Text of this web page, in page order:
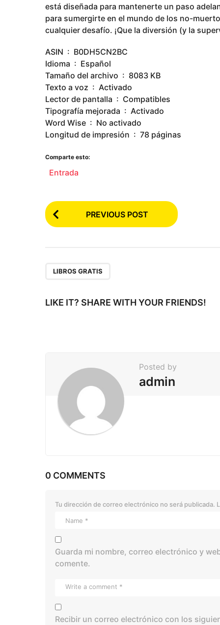
está diseñada para mantenerte un paso
para sumergirte en el mundo de los no-
cualquier desafío. ¡Que la diversión (y la
ASIN ‏ : ‎ B0DH5CN2BC
Idioma ‏ : ‎ Español
Tamaño del archivo ‏ : ‎ 8083 KB
Texto a voz ‏ : ‎ Activado
Lector de pantalla ‏ : ‎ Compatibles
Tipografía mejorada ‏ : ‎ Activado
Word Wise ‏ : ‎ No activado
Longitud de impresión ‏ : ‎ 78 páginas
Comparte esto:
Entrada
P
o
P
g
PREVIOUS POST
LIBROS GRATIS
LIKE IT? SHARE WITH YOUR FRIENDS!
Posted by
admin
0 COMMENTS
Tu dirección de correo electrónico no será publicada.
Guarda mi nombre, correo electrónico y
comente.
Recibir un correo electrónico con los